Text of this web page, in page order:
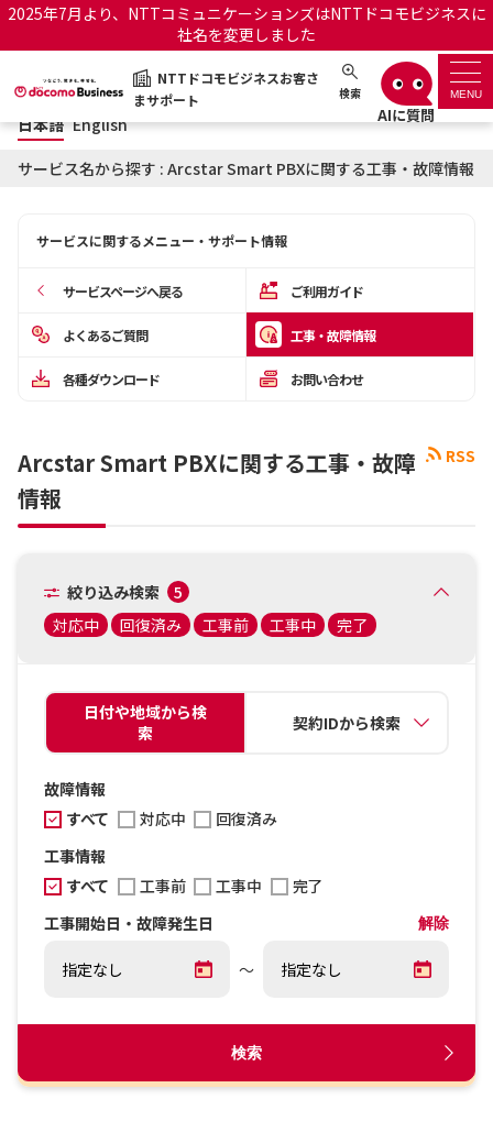
2025年7月より、NTTコミュニケーションズはNTTドコモビジネスに
社名を変更しました
NTTドコモビジネスお客さ
まサポート
検索 MENU
NTTドコモビジネスお客さまサポート 日本語 English
サポートトップ
お知らせ サポートサイトの使い方
OCNのお客さまはこちら
工事・故障情報通知サー
オフィシャルサイト
日本語 English
サービス名から探す : Arcstar Smart PBXに関する工事・故障情報
サービスに関するメニュー・サポート情報
サービスページへ戻る ご利用ガイド
よくあるご質問 工事・故障情報
各種ダウンロード お問い合わせ
RSS
Arcstar Smart PBXに関する工事・故障
情報
絞り込み検索
5
対応中
回復済み 工事前 工事中 完了
日付や地域から検
索
契約IDから検索
故障情報
すべて
対応中
回復済み
工事情報
すべて
工事前 工事中
完了
工事開始日・故障発生日
解除
～
検索